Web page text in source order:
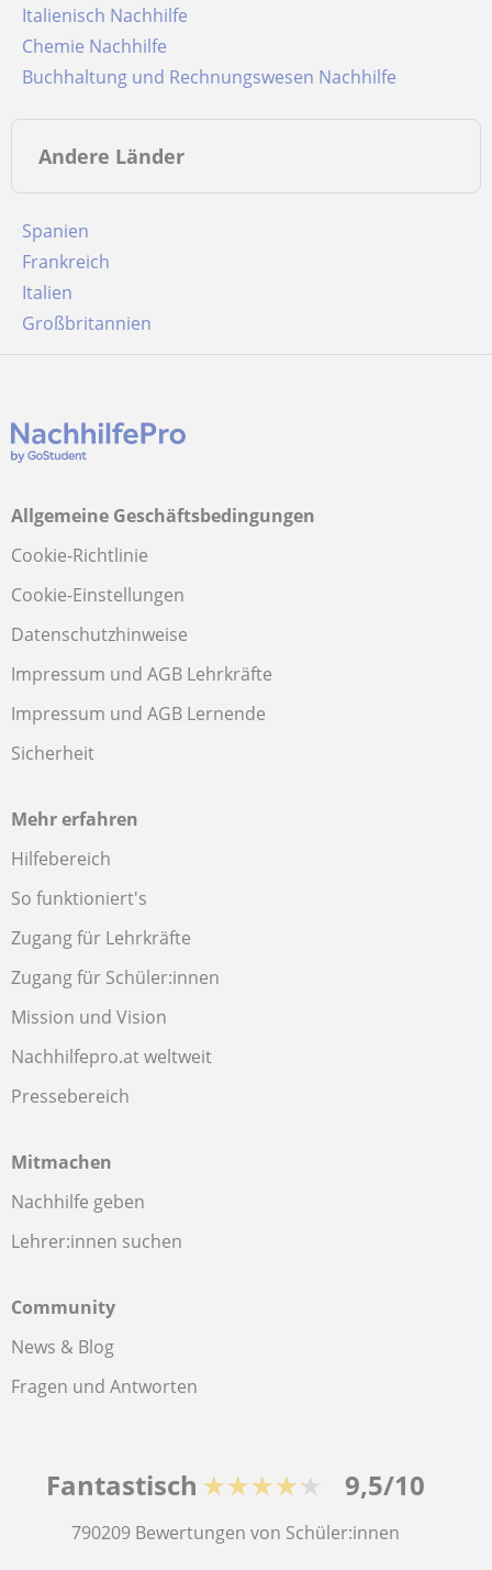
Italienisch Nachhilfe
Chemie Nachhilfe
Buchhaltung und Rechnungswesen Nachhilfe
Andere Länder
Spanien
Frankreich
Italien
Großbritannien
Allgemeine Geschäftsbedingungen
Cookie-Richtlinie
Cookie-Einstellungen
Datenschutzhinweise
Impressum und AGB Lehrkräfte
Impressum und AGB Lernende
Sicherheit
Mehr erfahren
Hilfebereich
So funktioniert's
Zugang für Lehrkräfte
Zugang für Schüler:innen
Mission und Vision
Nachhilfepro.at weltweit
Pressebereich
Mitmachen
Nachhilfe geben
Lehrer:innen suchen
Community
News & Blog
Fragen und Antworten
Fantastisch ★★★★★ 9,5/10
790209 Bewertungen von Schüler:innen